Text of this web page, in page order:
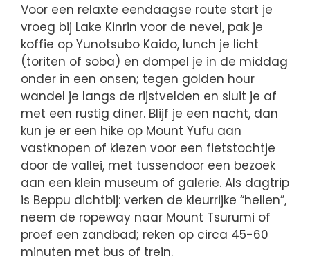
Voor een relaxte eendaagse route start je
vroeg bij Lake Kinrin voor de nevel, pak je
koffie op Yunotsubo Kaido, lunch je licht
(toriten of soba) en dompel je in de middag
onder in een onsen; tegen golden hour
wandel je langs de rijstvelden en sluit je af
met een rustig diner. Blijf je een nacht, dan
kun je er een hike op Mount Yufu aan
vastknopen of kiezen voor een fietstochtje
door de vallei, met tussendoor een bezoek
aan een klein museum of galerie. Als dagtrip
is Beppu dichtbij: verken de kleurrijke “hellen”,
neem de ropeway naar Mount Tsurumi of
proef een zandbad; reken op circa 45-60
minuten met bus of trein.